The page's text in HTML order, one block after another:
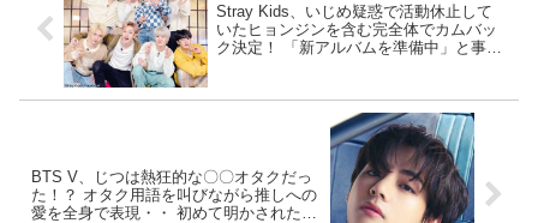
Stray Kids、いじめ疑惑で活動休止して
いたヒョンジンを含む完全体でカムバッ
ク決定！ 「新アルバムを準備中」と事務
BTS V、じつは熱狂的な〇〇オタクだっ
た！？ オタク用語を叫びながら推しへの
愛を全身で表現・・ 初めて明かされたま